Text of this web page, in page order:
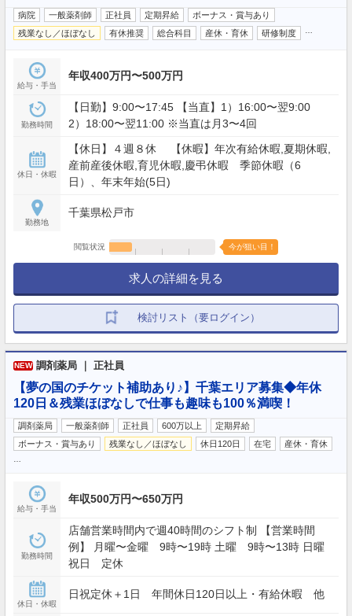
病院 一般薬剤師 正社員 定期昇給
ボーナス・賞与あり
残業なし／ほぼなし
有休推奨 総合科目 産休・育休 研修制度
給与・手当
年収400万円〜500万円
勤務時間
【日勤】9:00〜17:45 【当直】1）16:00〜翌9:00
2）18:00〜翌11:00 ※当直は月3〜4回
休日・休暇
【休日】４週８休 【休暇】年次有給休暇,夏期休暇,
産前産後休暇,育児休暇,慶弔休暇 季節休暇（6
日）、年末年始(5日)
勤務地
千葉県松戸市
閲覧状況 今が狙い目！
求人の詳細を見る
検討リスト（要ログイン）
NEW 調剤薬局 ｜ 正社員
【夢の国のチケット補助あり♪】千葉エリア募集◆年休
120日＆残業ほぼなしで仕事も趣味も100％満喫！
調剤薬局 一般薬剤師 正社員 600万以上
定期昇給
ボーナス・賞与あり
残業なし／ほぼなし 休日120日 在宅 産休・育休
給与・手当
年収500万円〜650万円
勤務時間
店舗営業時間内で週40時間のシフト制 【営業時間
例】 月曜〜金曜 9時〜19時 土曜 9時〜13時 日曜
祝日 定休
休日・休暇
日祝定休＋1日 年間休日120日以上・有給休暇 他